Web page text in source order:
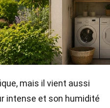
mais il vient aussi
intense et son humidité